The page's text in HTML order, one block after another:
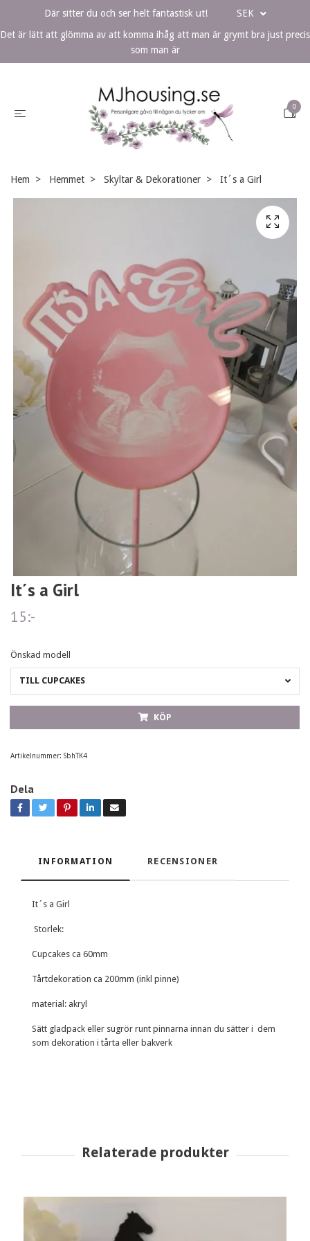
Där sitter du och ser helt fantastisk ut!
SEK
Det är lätt att glömma av att komma ihåg att man är grymt bra just precis
som man är
0
Hem Hemmet Skyltar & Dekorationer It´s a Girl
It´s a Girl
15:-
Önskad modell
TILL CUPCAKES
KÖP
Artikelnummer: SbhTK4
Dela
INFORMATION RECENSIONER
It´s a Girl
Storlek:
Cupcakes ca 60mm
Tårtdekoration ca 200mm (inkl pinne)
material: akryl
Sätt gladpack eller sugrör runt pinnarna innan du sätter i dem
som dekoration i tårta eller bakverk